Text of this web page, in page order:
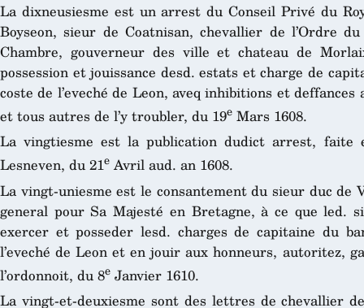
La dixneusiesme est un arrest du Conseil Privé du
Boyseon, sieur de Coatnisan, chevallier de l’Ordre
Chambre, gouverneur des ville et chateau de
possession et jouissance desd. estats et charge de
coste de l’eveché de Leon, aveq inhibitions et
et tous autres de l’y troubler, du 19e Mars 1608.
La vingtiesme est la publication dudict arrest, faite
Lesneven, du 21eAvril aud. an 1608.
La vingt-uniesme est le consantement du sieur duc de
general pour Sa Majesté en Bretagne, à ce que led.
exercer et posseder lesd. charges de capitaine du
l’eveché de Leon et en jouir aux honneurs, autoritez,
l’ordonnoit, du 8e Janvier 1610.
La vingt-et-deuxiesme sont des lettres de chevallier